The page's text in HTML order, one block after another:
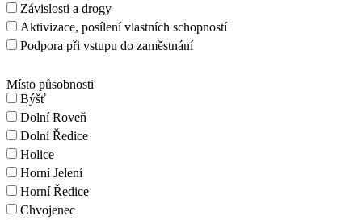
Závislosti a drogy
Aktivizace, posílení vlastních schopností
Podpora při vstupu do zaměstnání
Místo působnosti
Býšť
Dolní Roveň
Dolní Ředice
Holice
Horní Jelení
Horní Ředice
Chvojenec